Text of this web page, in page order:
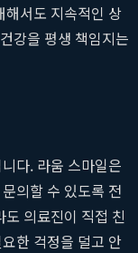
해서도 지속적인 상
강을 평생 책임지는
다. 라움 스마일은
의할 수 있도록 전
의료진이 직접 친
한 걱정을 덜고 안